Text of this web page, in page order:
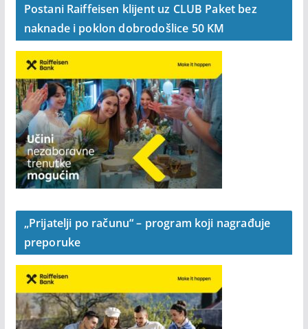
Postani Raiffeisen klijent uz CLUB Paket bez
naknade i poklon dobrodošlice 50 KM
„Prijatelji po računu“ – program koji nagrađuje
preporuke